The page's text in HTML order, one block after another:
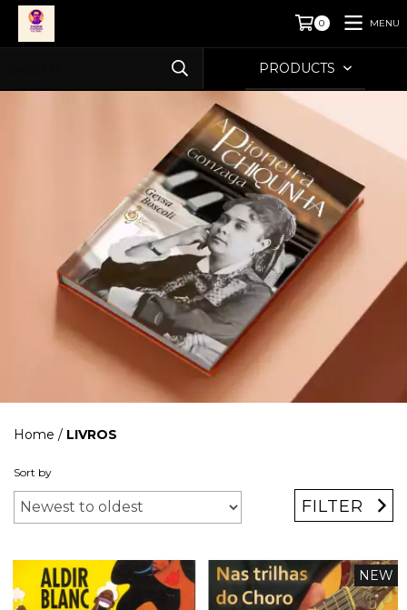
0 MENU
PRODUCTS
Home / LIVROS
Sort by
FILTER
NEW